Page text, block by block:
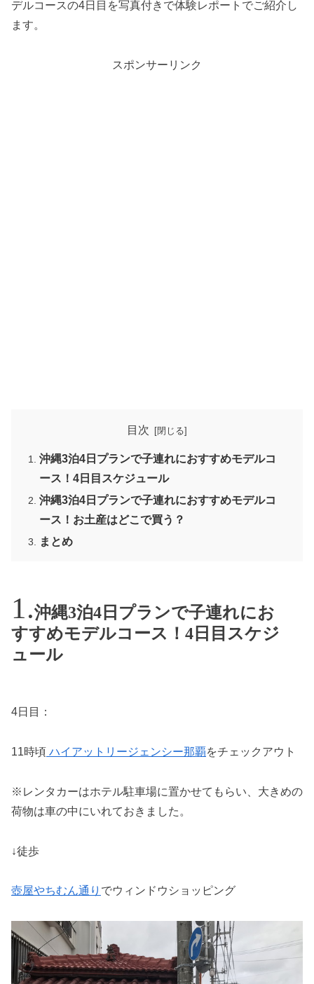
デルコースの4日目を写真付きで体験レポートでご紹介し
ます。
スポンサーリンク
目次
沖縄3泊4日プランで子連れにおすすめモデルコ
ース！4日目スケジュール
沖縄3泊4日プランで子連れにおすすめモデルコ
ース！お土産はどこで買う？
まとめ
沖縄3泊4日プランで子連れにお
すすめモデルコース！4日目スケジ
ュール
4日目：
11時頃 ハイアットリージェンシー那覇をチェックアウト
※レンタカーはホテル駐車場に置かせてもらい、大きめの
荷物は車の中にいれておきました。
↓徒歩
壺屋やちむん通り でウィンドウショッピング